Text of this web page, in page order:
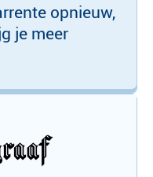
opnieuw,
je meer